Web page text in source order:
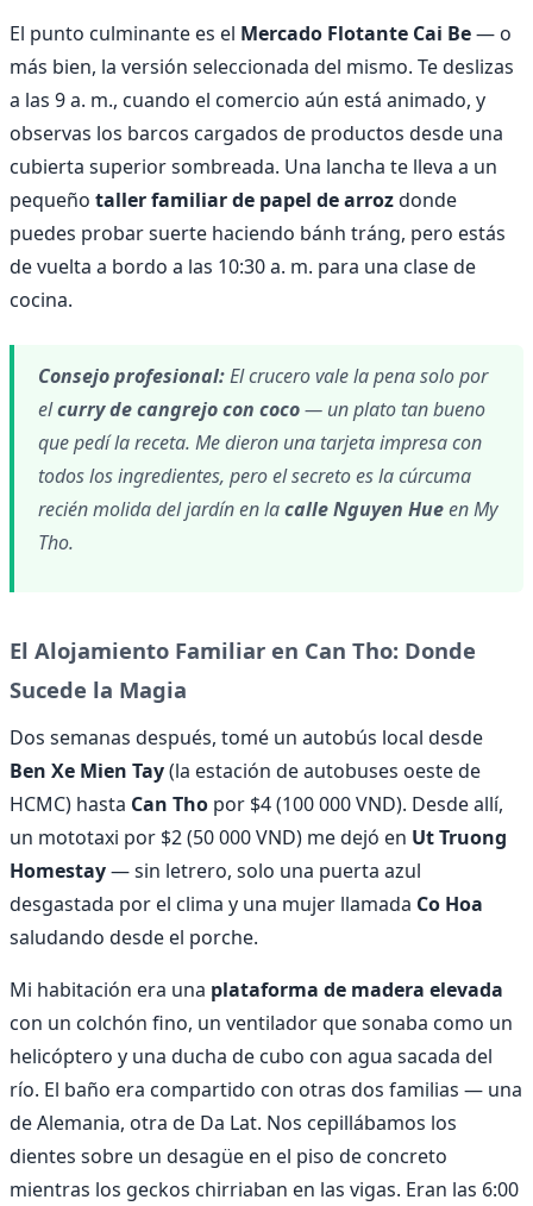
El punto culminante es el Mercado Flotante Cai Be— o
más bien, la versión seleccionada del mismo. Te deslizas
a las 9 a. m., cuando el comercio aún está animado, y
observas los barcos cargados de productos desde una
cubierta superior sombreada. Una lancha te lleva a un
pequeño taller familiar de papel de arrozdonde
puedes probar suerte haciendo bánh tráng, pero estás
de vuelta a bordo a las 10:30 a. m. para una clase de
cocina.
Consejo profesional:El crucero vale la pena solo por
elcurry de cangrejo con coco— un plato tan bueno
que pedí la receta. Me dieron una tarjeta impresa con
todos los ingredientes, pero el secreto es la cúrcuma
recién molida del jardín en lacalle Nguyen Hueen My
Tho.
El Alojamiento Familiar en Can Tho: Donde
Sucede la Magia
Dos semanas después, tomé un autobús local desde
Ben Xe Mien Tay(la estación de autobuses oeste de
HCMC) hasta Can Tho por $4 (100 000 VND). Desde allí,
un mototaxi por $2 (50 000 VND) me dejó en Ut Truong
Homestay— sin letrero, solo una puerta azul
desgastada por el clima y una mujer llamada Co Hoa
saludando desde el porche.
Mi habitación era una plataforma de madera elevada
con un colchón fino, un ventilador que sonaba como un
helicóptero y una ducha de cubo con agua sacada del
río. El baño era compartido con otras dos familias — una
de Alemania, otra de Da Lat. Nos cepillábamos los
dientes sobre un desagüe en el piso de concreto
mientras los geckos chirriaban en las vigas. Eran las 6:00